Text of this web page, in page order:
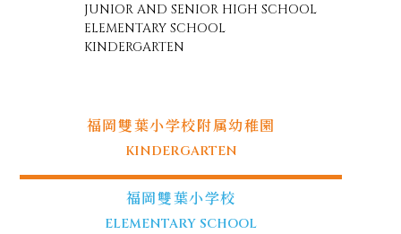
JUNIOR AND SENIOR HIGH SCHOOL
ELEMENTARY SCHOOL
KINDERGARTEN
福岡雙葉小学校附属幼稚園
KINDERGARTEN
福岡雙葉小学校
ELEMENTARY SCHOOL